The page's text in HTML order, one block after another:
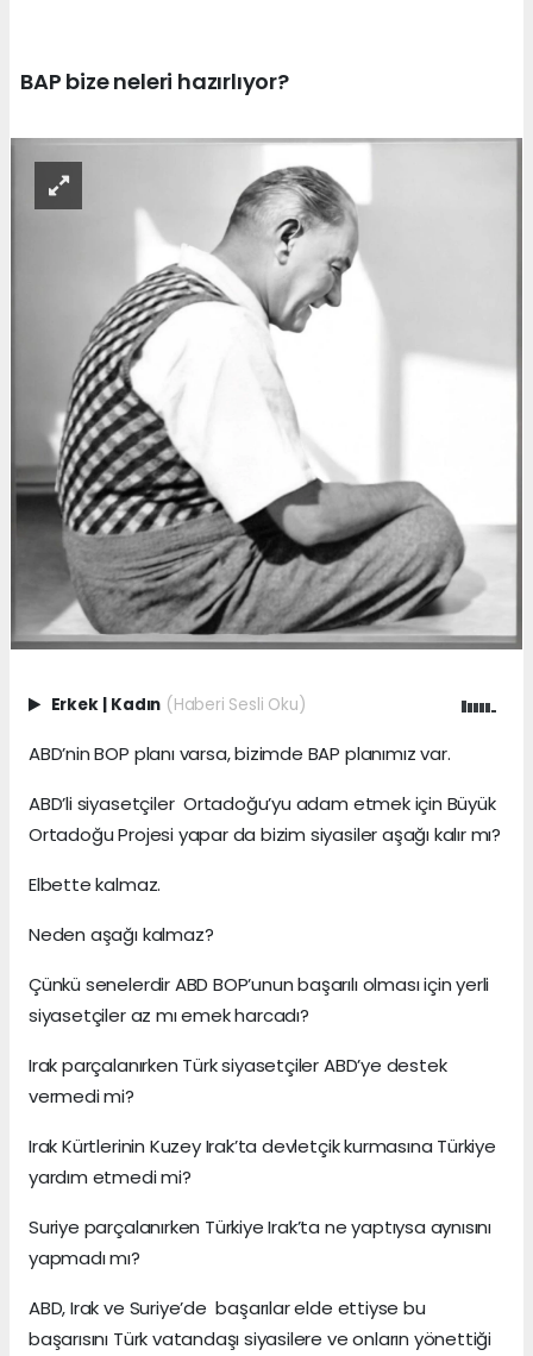
BAP bize neleri hazırlıyor?
Erkek | Kadın (Haberi Sesli Oku)
ABD’nin BOP planı varsa, bizimde BAP planımız var.
ABD’li siyasetçiler Ortadoğu’yu adam etmek için Büyük
Ortadoğu Projesi yapar da bizim siyasiler aşağı kalır mı?
Elbette kalmaz.
Neden aşağı kalmaz?
Çünkü senelerdir ABD BOP’unun başarılı olması için yerli
siyasetçiler az mı emek harcadı?
Irak parçalanırken Türk siyasetçiler ABD’ye destek
vermedi mi?
Irak Kürtlerinin Kuzey Irak’ta devletçik kurmasına Türkiye
yardım etmedi mi?
Suriye parçalanırken Türkiye Irak’ta ne yaptıysa aynısını
yapmadı mı?
ABD, Irak ve Suriye’de başarılar elde ettiyse bu
başarısını Türk vatandaşı siyasilere ve onların yönettiği